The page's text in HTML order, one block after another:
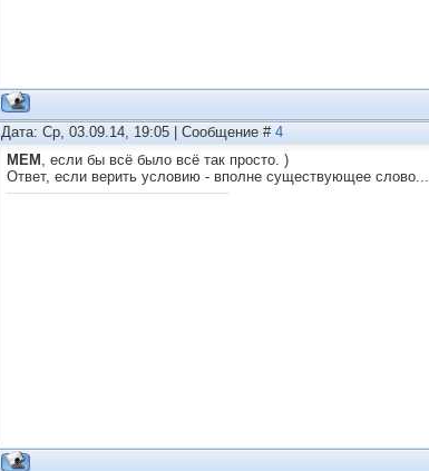
Дата: Ср, 03.09.14, 19:05 | Сообщение # 4
MEM , если бы всё было всё так просто. )
Ответ, если верить условию - вполне существующее слово...